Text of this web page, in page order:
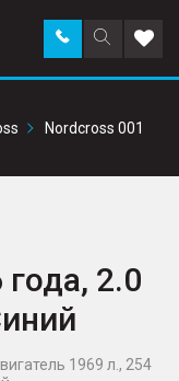
Поиск
по
Заказать
звонок в
Nordcross 001
2.0
1969 л., 254